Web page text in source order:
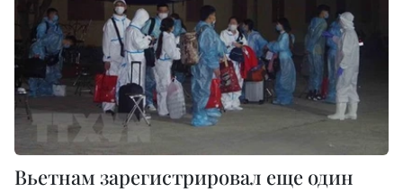
Вьетнам зарегистрировал еще один